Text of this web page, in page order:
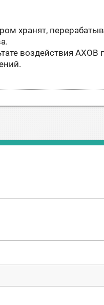
хранят,
воздействия